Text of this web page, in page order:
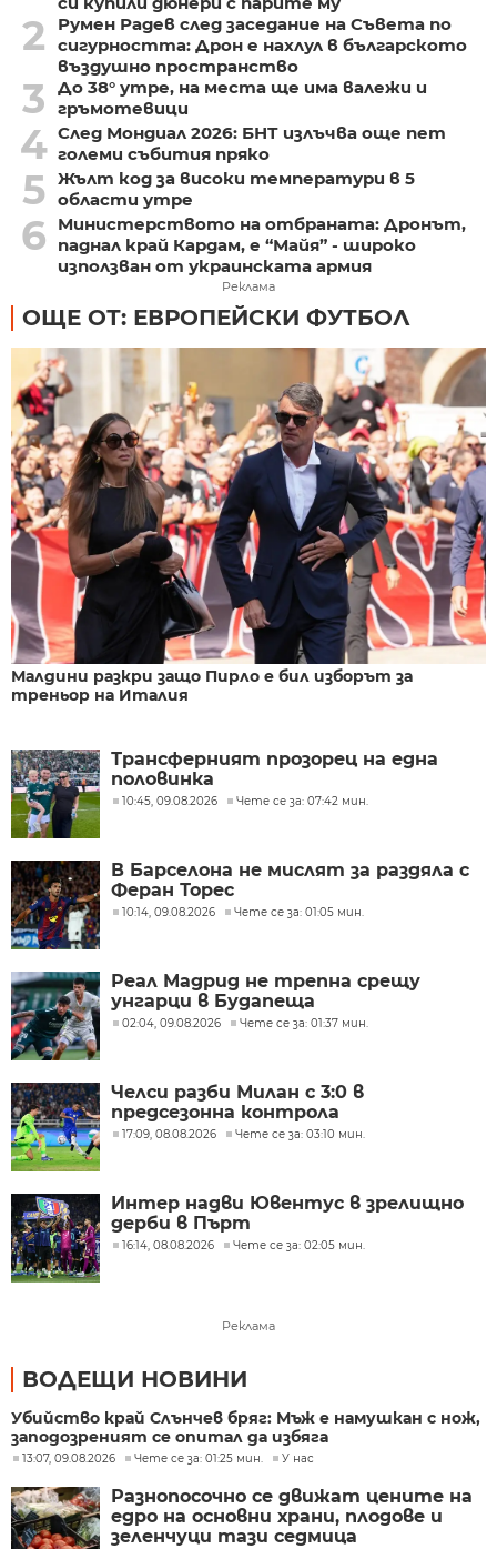
2
Румен Радев след заседание на Съвета по
сигурността: Дрон е нахлул в българското
въздушно пространство
3
До 38° утре, на места ще има валежи и
гръмотевици
4 След Мондиал 2026: БНТ излъчва още пет
големи събития пряко
5 Жълт код за високи температури в 5
области утре
6
Министерството на отбраната: Дронът,
паднал край Кардам, е “Майя” - широко
използван от украинската армия
Реклама
ОЩЕ ОТ: ЕВРОПЕЙСКИ ФУТБОЛ
Малдини разкри защо Пирло е бил изборът за
треньор на Италия
Трансферният прозорец на една
половинка
10:45, 09.08.2026 Чете се за: 07:42 мин.
В Барселона не мислят за раздяла с
Феран Торес
10:14, 09.08.2026 Чете се за: 01:05 мин.
Реал Мадрид не трепна срещу
унгарци в Будапеща
02:04, 09.08.2026 Чете се за: 01:37 мин.
Челси разби Милан с 3:0 в
предсезонна контрола
17:09, 08.08.2026 Чете се за: 03:10 мин.
Интер надви Ювентус в зрелищно
дерби в Пърт
16:14, 08.08.2026 Чете се за: 02:05 мин.
Реклама
ВОДЕЩИ НОВИНИ
Убийство край Слънчев бряг: Мъж е намушкан с нож,
заподозреният се опитал да избяга
13:07, 09.08.2026 Чете се за: 01:25 мин. У нас
Разнопосочно се движат цените на
едро на основни храни, плодове и
зеленчуци тази седмица